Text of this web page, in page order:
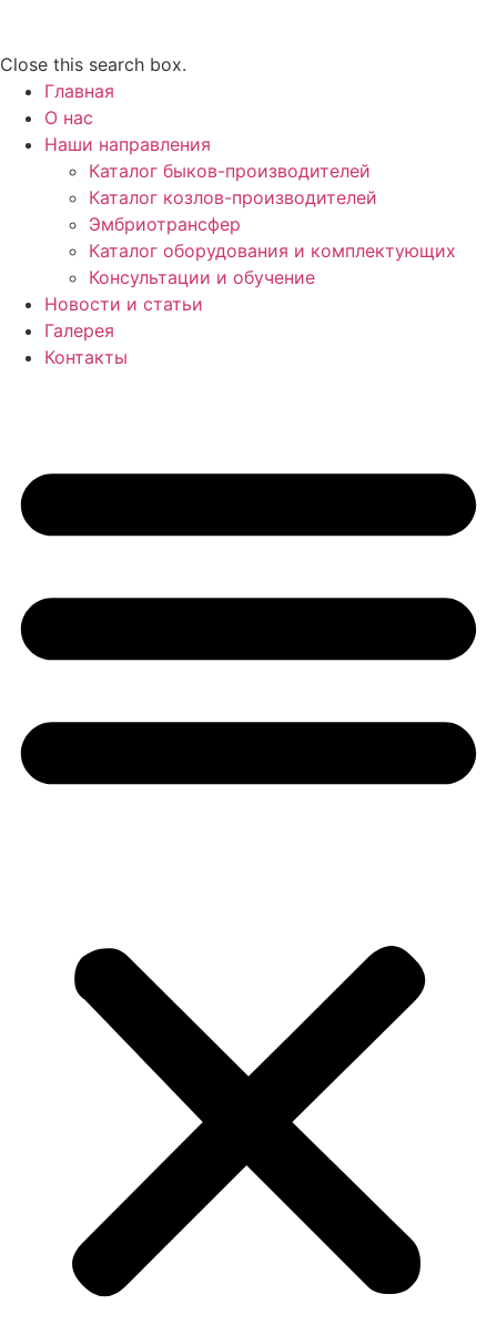
Close this search box.
Главная
О нас
Наши направления
Каталог быков-производителей
Каталог козлов-производителей
Эмбриотрансфер
Каталог оборудования и комплектующих
Консультации и обучение
Новости и статьи
Галерея
Контакты